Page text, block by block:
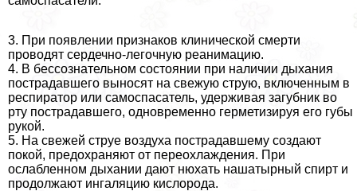
3. При появлении признаков клинической cмepти
проводят сердечно-легочную реанимацию.
4. В бессознательном состоянии при наличии дыхания
пострадавшего выносят на свежую струю, включенным в
респиратор или самоспасатель, удерживая загубник во
рту пострадавшего, одновременно герметизируя его губы
рукой.
5. На свежей струе воздуха пострадавшему создают
покой, пpeдoxpaняют от переохлаждения. При
ослабленном дыхании дают нюхать нашатырный спирт и
продолжают ингаляцию кислорода.